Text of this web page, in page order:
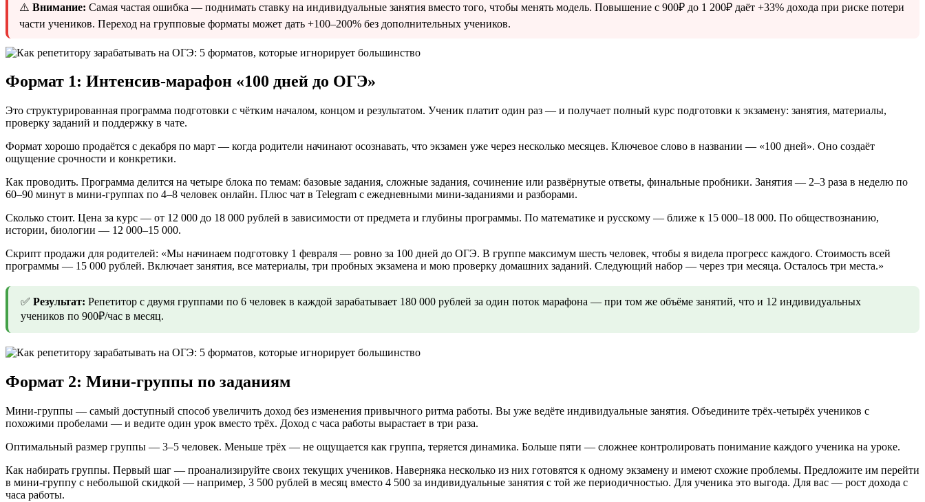
⚠️ Внимание: Самая частая ошибка — поднимать ставку на индивидуальные занятия вместо того, чтобы менять модель. Повышение с 900₽ до 1 200₽ даёт +33% дохода при риске потери
части учеников. Переход на групповые форматы может дать +100–200% без дополнительных учеников.
Формат 1: Интенсив-марафон «100 дней до ОГЭ»
Это структурированная программа подготовки с чётким началом, концом и результатом. Ученик платит один раз — и получает полный курс подготовки к экзамену: занятия, материалы,
проверку заданий и поддержку в чате.
Формат хорошо продаётся с декабря по март — когда родители начинают осознавать, что экзамен уже через несколько месяцев. Ключевое слово в названии — «100 дней». Оно создаёт
ощущение срочности и конкретики.
Как проводить. Программа делится на четыре блока по темам: базовые задания, сложные задания, сочинение или развёрнутые ответы, финальные пробники. Занятия — 2–3 раза в неделю по
60–90 минут в мини-группах по 4–8 человек онлайн. Плюс чат в Telegram с ежедневными мини-заданиями и разборами.
Сколько стоит. Цена за курс — от 12 000 до 18 000 рублей в зависимости от предмета и глубины программы. По математике и русскому — ближе к 15 000–18 000. По обществознанию,
истории, биологии — 12 000–15 000.
Скрипт продажи для родителей: «Мы начинаем подготовку 1 февраля — ровно за 100 дней до ОГЭ. В группе максимум шесть человек, чтобы я видела прогресс каждого. Стоимость всей
программы — 15 000 рублей. Включает занятия, все материалы, три пробных экзамена и мою проверку домашних заданий. Следующий набор — через три месяца. Осталось три места.»
✅ Результат: Репетитор с двумя группами по 6 человек в каждой зарабатывает 180 000 рублей за один поток марафона — при том же объёме занятий, что и 12 индивидуальных
учеников по 900₽/час в месяц.
Формат 2: Мини-группы по заданиям
Мини-группы — самый доступный способ увеличить доход без изменения привычного ритма работы. Вы уже ведёте индивидуальные занятия. Объедините трёх-четырёх учеников с
похожими пробелами — и ведите один урок вместо трёх. Доход с часа работы вырастает в три раза.
Оптимальный размер группы — 3–5 человек. Меньше трёх — не ощущается как группа, теряется динамика. Больше пяти — сложнее контролировать понимание каждого ученика на уроке.
Как набирать группы. Первый шаг — проанализируйте своих текущих учеников. Наверняка несколько из них готовятся к одному экзамену и имеют схожие проблемы. Предложите им перейти
в мини-группу с небольшой скидкой — например, 3 500 рублей в месяц вместо 4 500 за индивидуальные занятия с той же периодичностью. Для ученика это выгода. Для вас — рост дохода с
часа работы.